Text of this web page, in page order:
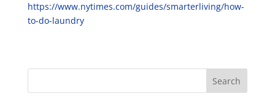
https://www.nytimes.com/guides/smarterliving/how-
to-do-laundry
Search